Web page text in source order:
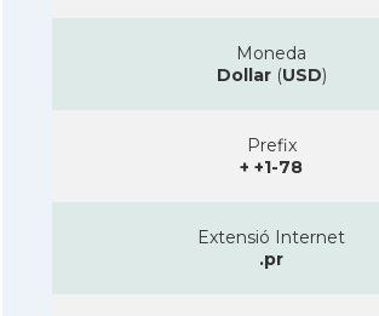
Moneda
Dollar(USD)
Prefix
+ +1-78
Extensió Internet
.pr